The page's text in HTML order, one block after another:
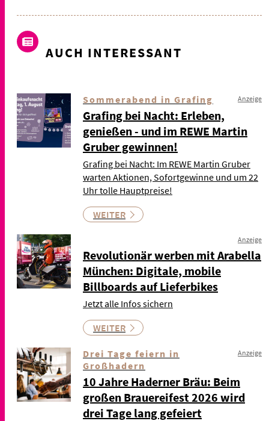
AUCH INTERESSANT
Sommerabend in Grafing Anzeige
Grafing bei Nacht: Erleben,
genießen - und im REWE Martin
Gruber gewinnen!
Grafing bei Nacht: Im REWE Martin Gruber
warten Aktionen, Sofortgewinne und um 22
Uhr tolle Hauptpreise!
WEITER
Anzeige
Revolutionär werben mit Arabella
München: Digitale, mobile
Billboards auf Lieferbikes
Jetzt alle Infos sichern
WEITER
Drei Tage feiern in
Großhadern
Anzeige
10 Jahre Haderner Bräu: Beim
großen Brauereifest 2026 wird
drei Tage lang gefeiert